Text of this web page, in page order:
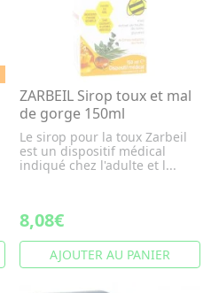
ZARBEIL Sirop toux et mal
de gorge 150ml
Le sirop pour la toux Zarbeil
est un dispositif médical
indiqué chez l'adulte et l...
8,08€
AJOUTER AU PANIER